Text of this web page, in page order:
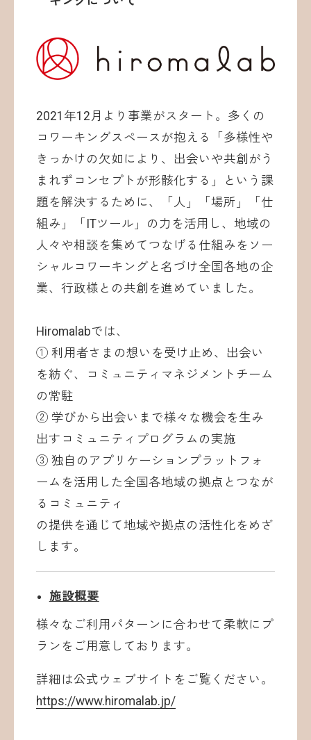
2021年12月より事業がスタート。多くの
コワーキングスペースが抱える「多様性や
きっかけの欠如により、出会いや共創がう
まれずコンセプトが形骸化する」という課
題を解決するために、「人」「場所」「仕
組み」「ITツール」の力を活用し、地域の
人々や相談を集めてつなげる仕組みをソー
シャルコワーキングと名づけ全国各地の企
業、行政様との共創を進めていました。
Hiromalabでは、
① 利用者さまの想いを受け止め、出会い
を紡ぐ、コミュニティマネジメントチーム
の常駐
② 学びから出会いまで様々な機会を生み
出すコミュニティプログラムの実施
③ 独自のアプリケーションプラットフォ
ームを活用した全国各地域の拠点とつなが
るコミュニティ
の提供を通じて地域や拠点の活性化をめざ
します。
施設概要
様々なご利用パターンに合わせて柔軟にプ
ランをご用意しております。
詳細は公式ウェブサイトをご覧ください。
https://www.hiromalab.jp/